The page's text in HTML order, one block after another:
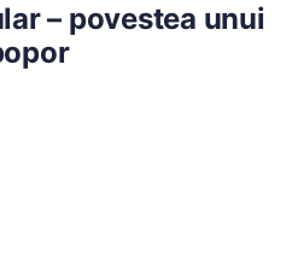
– povestea unui